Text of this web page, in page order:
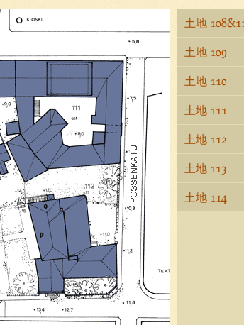
土地
土地 109
土地 110
土地 111
土地 112
土地 113
土地 114